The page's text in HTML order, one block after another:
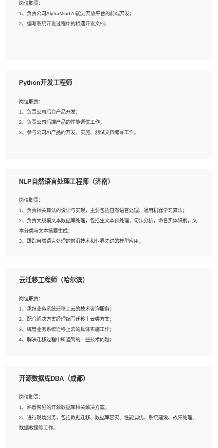
2、熟悉产品及需求规划工具，如:Axure、Xmind、MS Project等；
3、具备良好的交流协调能力，有较强的责任感、工作积极主动；
4、有较强的系统需求分析、文档编写能力、沟通能力；
岗位职责：
1、负责公司AlphaMind AI能力开放平台的前端开发；
2、编写系统开发过程中的相遇开发文档；
3、熟悉react/vue/angular任何一种前端框架，熟悉react优先；
5、善于沟通，具有团队意识；
Python开发工程师
岗位职责：
1、负责公司后台产品开发；
2、负责公司后端产品的性能调优工作；
3、参与公司AI产品的开发、实施、测试文档编写工作。
验的更佳；
3、熟悉数据库开发，熟悉Mysql、Oracle、MongoDb数据库应用开发其中一种；
4、熟悉Python Wed框架（Django/Flask...）代码能力优秀，熟悉编码规范和具备
良好的文档编写能力）；
5、沟通表达能力强，具备团队协作能力。
NLP自然语言处理工程师（济南）
岗位职责：
1、负责相关算法的设计与实现，主要包括自然语言处理、通用机器学习算法；
2、负责大规模文本数据库处理，包括生文本预处理，句法分析，命名实体识别，文
本分类与文本摘要生成；
3、跟踪自然语言处理的前沿技术和业界先进的模型应用；
岗位要求：
2、熟悉tensorflow，keras，pytorch等常规深度学习框架，快速根据客户需求实现
有效的模型；
3、熟悉掌握至少一种编程语言，如：Python，Java；
4、 熟悉NLP相关算法与实现；
5、至少有一次及以上问答系统的项目实践，熟悉问答系统全流程开发者优先；
云迁移工程师（哈尔滨）
岗位职责：
1、承担业务系统迁移上云的技术咨询服务；
2、配合解决方案经理编写迁移上云类方案；
3、统管业务系统迁移上云的具体实施工作；
4、解决迁移过程中所遇到的一些技术问题；
1、专科及以上学历，三年以上工作经验，计算机等相关专业；
3、熟悉常见操作系统、存储、网络、 IO 等相关原理；
4、具有迁移工具实操经验，具备P2V、V2V迁移能力；
5、熟练华为、VMware虚拟化、云计算及云存储技术；
6、熟悉主流数据库、应用服务器、中间件部署架构和运维方法；
开源数据库DBA（成都）
岗位职责：
1、熟悉常见的开源数据库相关解决方案。
2、进行现场服务，包括数据迁移、数据库容灾、性能调优、系统建设、故障处理、
数据救援等工作。